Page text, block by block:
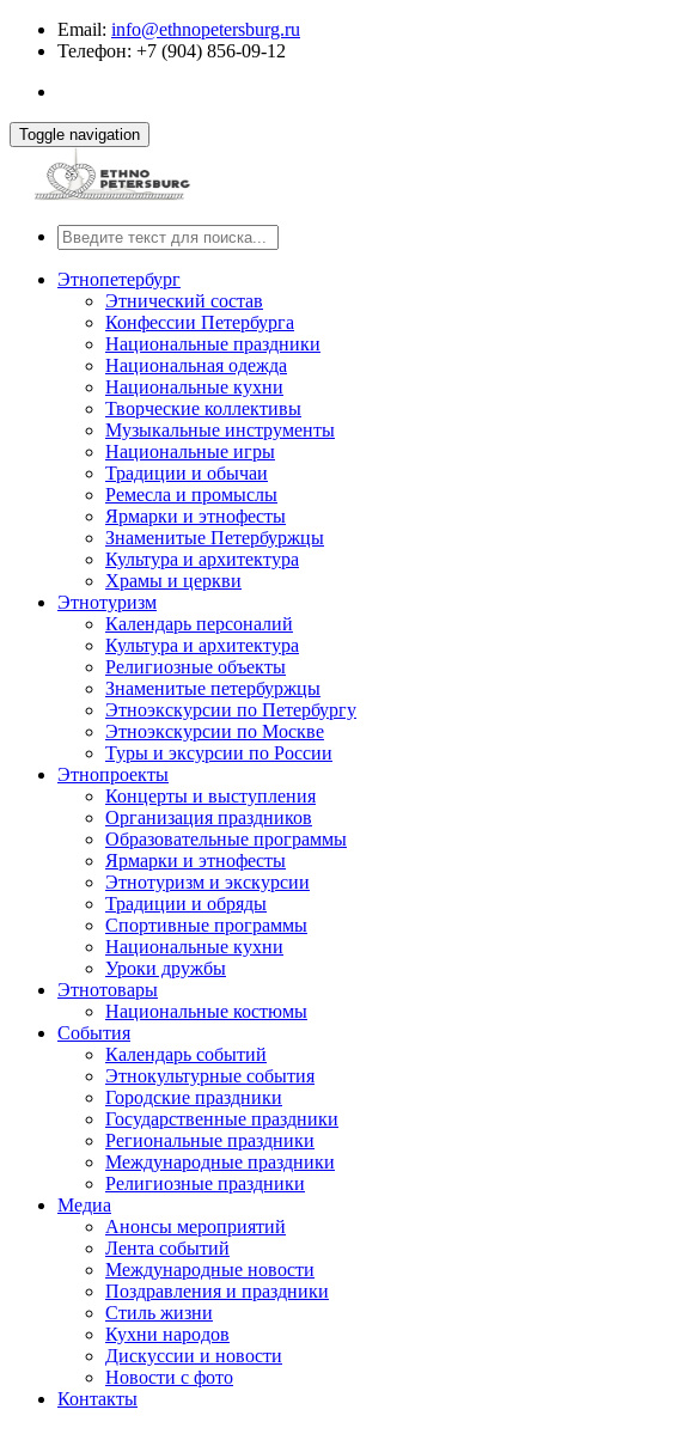
Email: info@ethnopetersburg.ru
Телефон: +7 (904) 856-09-12
Toggle navigation
Этнопетербург
Этнический состав
Конфессии Петербурга
Национальные праздники
Национальная одежда
Национальные кухни
Творческие коллективы
Музыкальные инструменты
Национальные игры
Традиции и обычаи
Ремесла и промыслы
Ярмарки и этнофесты
Знаменитые Петербуржцы
Культура и архитектура
Храмы и церкви
Этнотуризм
Календарь персоналий
Культура и архитектура
Религиозные объекты
Знаменитые петербуржцы
Этноэкскурсии по Петербургу
Этноэкскурсии по Москве
Туры и эксурсии по России
Этнопроекты
Концерты и выступления
Организация праздников
Образовательные программы
Ярмарки и этнофесты
Этнотуризм и экскурсии
Традиции и обряды
Спортивные программы
Национальные кухни
Уроки дружбы
Этнотовары
Национальные костюмы
События
Календарь событий
Этнокультурные события
Городские праздники
Государственные праздники
Региональные праздники
Международные праздники
Религиозные праздники
Медиа
Анонсы мероприятий
Лента событий
Международные новости
Поздравления и праздники
Cтиль жизни
Кухни народов
Дискуссии и новости
Новости с фото
Контакты